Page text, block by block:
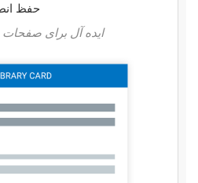
حفظ
ایده آل برای